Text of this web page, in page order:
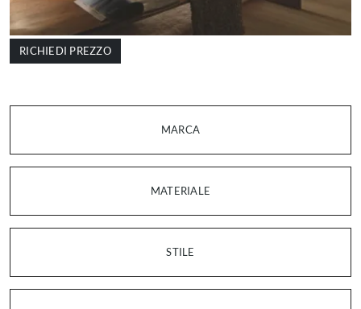
MARCA
MATERIALE
STILE
RICHIEDI PREZZO